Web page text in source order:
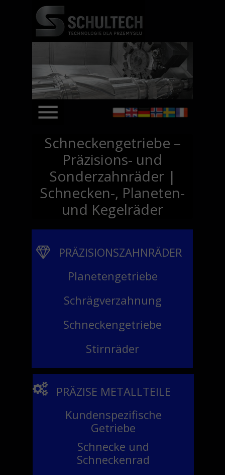
Schneckengetriebe –
Präzisions- und
Sonderzahnräder |
Schnecken-, Planeten-
und Kegelräder
Kundenspezifische
Getriebe
Schnecke und
Schneckenrad
PRÄZISE METALLTEILE
Planetengetriebe
Stirnräder
Schneckengetriebe
Schrägverzahnung
PRÄZISIONSZAHNRÄDER